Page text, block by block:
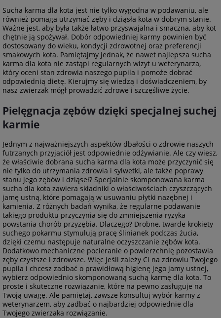
Sucha karma dla kota jest nie tylko wygodna w podawaniu, ale
również pomaga utrzymać zęby i dziąsła kota w dobrym stanie.
Ważne jest, aby była także łatwo przyswajalna i smaczna, aby kot
chętnie ją spożywał. Dobór odpowiedniej karmy powinien być
dostosowany do wieku, kondycji zdrowotnej oraz preferencji
smakowych kota. Pamiętajmy jednak, że nawet najlepsza sucha
karma dla kota nie zastąpi regularnych wizyt u weterynarza,
który oceni stan zdrowia naszego pupila i pomoże dobrać
odpowiednią dietę. Kierujmy się wiedzą i doświadczeniem, by
nasz zwierzak mógł prowadzić zdrowe i szczęśliwe życie.
Pielęgnacja zębów dzięki specjalnej suchej
karmie
Jednym z najważniejszych aspektów dbałości o zdrowie naszych
futrzanych przyjaciół jest odpowiednie odżywianie. Ale czy wiesz,
że właściwie dobrana sucha karma dla kota może przyczynić się
nie tylko do utrzymania zdrowia i sylwetki, ale także poprawy
stanu jego zębów i dziąseł? Specjalnie skomponowana karma
sucha dla kota zawiera składniki o właściwościach czyszczących
jamę ustną, które pomagają w usuwaniu płytki nazębnej i
kamienia. Z różnych badań wynika, że regularne podawanie
takiego produktu przyczynia się do zmniejszenia ryzyka
powstania chorób przyzębia. Dlaczego? Drobne, twarde krokiety
suchego pokarmu stymulują pracę ślinianek podczas żucia,
dzięki czemu następuje naturalne oczyszczanie zębów kota.
Dodatkowo mechaniczne pocieranie o powierzchnię pozostawia
zęby czystsze i zdrowsze. Więc jeśli zależy Ci na zdrowiu Twojego
pupila i chcesz zadbać o prawidłową higienę jego jamy ustnej,
wybierz odpowiednio skomponowaną suchą karmę dla kota. To
proste i skuteczne rozwiązanie, które na pewno zasługuje na
Twoją uwagę. Ale pamiętaj, zawsze konsultuj wybór karmy z
weterynarzem, aby zadbać o najbardziej odpowiednie dla
Twojego zwierzaka rozwiązanie.